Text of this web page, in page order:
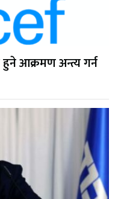
आक्रमण अन्त्य गर्न